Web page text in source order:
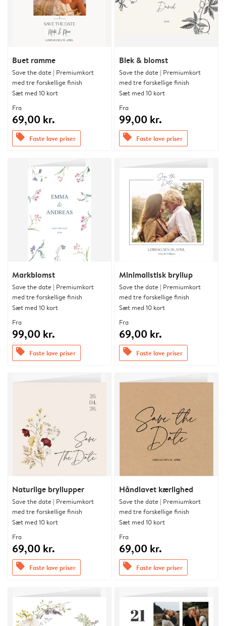
Buet ramme
Save the date | Premiumkort
med tre forskellige finish
Sæt med 10 kort
Fra
69,00 kr.
offers Faste lave priser
Blek & blomst
Save the date | Premiumkort
med tre forskellige finish
Sæt med 10 kort
Fra
99,00 kr.
offers Faste lave priser
Markblomst
Save the date | Premiumkort
med tre forskellige finish
Sæt med 10 kort
Fra
99,00 kr.
offers Faste lave priser
Minimalistisk bryllup
Save the date | Premiumkort
med tre forskellige finish
Sæt med 10 kort
Fra
69,00 kr.
offers Faste lave priser
Naturlige bryllupper
Save the date | Premiumkort
med tre forskellige finish
Sæt med 10 kort
Fra
69,00 kr.
offers Faste lave priser
Håndlavet kærlighed
Save the date | Premiumkort
med tre forskellige finish
Sæt med 10 kort
Fra
69,00 kr.
offers Faste lave priser